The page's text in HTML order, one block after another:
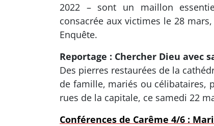
2022 – sont un maillon
consacrée aux victimes le 28
Enquête.
Reportage : Chercher Dieu avec
Des pierres restaurées de la
de famille, mariés ou célibataires,
rues de la capitale, ce samedi 22
Conférences de Carême 4/6 :